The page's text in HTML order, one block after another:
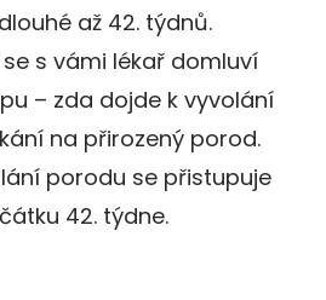
až 42. týdnů.
s vámi lékař domluví
– zda dojde k vyvolání
na přirozený porod.
porodu se přistupuje
42. týdne.